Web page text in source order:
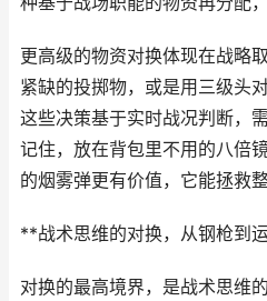
更高级的物资对换体现在战略
紧缺的投掷物，或是用三级头
这些决策基于实时战况判断，
记住，放在背包里不用的八倍
的烟雾弹更有价值，它能拯救整
**战术思维的对换，从钢枪到
对换的最高境界，是战术思维